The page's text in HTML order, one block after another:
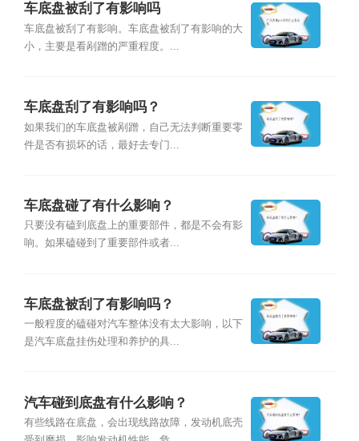
车底盘被刮了有影响吗
车底盘被刮了有影响。车底盘被刮了有影响的大
小，主要是看剐蹭的严重程度。...
车底盘刮了有影响吗？
如果我们的车底盘被剐蹭，自己无法判断重要零
件是否有损坏的话，最好去专门...
车底盘碰了有什么影响？
只要没有磕到底盘上的重要部件，都是不会有影
响。如果磕碰到了重要部件或者...
车底盘被刮了有影响吗？
一般程度的磕碰对汽车整体没有太大影响，以下
是汽车底盘挂伤处理和养护的具...
汽车碰到底盘有什么影响？
有些线路在底盘，会出现线路故障，发动机底壳